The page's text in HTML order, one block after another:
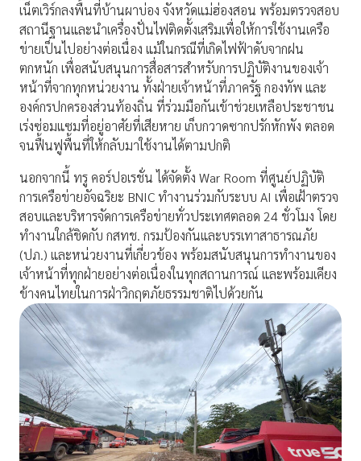
เน็ตเวิร์กลงพื้นที่บ้านผาบ่อง จังหวัดแม่ฮ่องสอน พร้อมตรวจสอบ
สถานีฐานและนำเครื่องปั่นไฟติดตั้งเสริมเพื่อให้การใช้งานเครือ
ข่ายเป็นไปอย่างต่อเนื่อง แม้ในกรณีที่เกิดไฟฟ้าดับจากฝน
ตกหนัก เพื่อสนับสนุนการสื่อสารสำหรับการปฏิบัติงานของเจ้า
หน้าที่จากทุกหน่วยงาน ทั้งฝ่ายเจ้าหน้าที่ภาครัฐ กองทัพ และ
องค์กรปกครองส่วนท้องถิ่น ที่ร่วมมือกันเข้าช่วยเหลือประชาชน
เร่งซ่อมแซมที่อยู่อาศัยที่เสียหาย เก็บกวาดซากปรักหักพัง ตลอด
จนฟื้นฟูพื้นที่ให้กลับมาใช้งานได้ตามปกติ
นอกจากนี้ ทรู คอร์ปอเรชั่น ได้จัดตั้ง War Room ที่ศูนย์ปฏิบัติ
การเครือข่ายอัจฉริยะ BNIC ทำงานร่วมกับระบบ AI เพื่อเฝ้าตรวจ
สอบและบริหารจัดการเครือข่ายทั่วประเทศตลอด 24 ชั่วโมง โดย
ทำงานใกล้ชิดกับ กสทช. กรมป้องกันและบรรเทาสาธารณภัย
(ปภ.) และหน่วยงานที่เกี่ยวข้อง พร้อมสนับสนุนการทำงานของ
เจ้าหน้าที่ทุกฝ่ายอย่างต่อเนื่องในทุกสถานการณ์ และพร้อมเคียง
ข้างคนไทยในการฝ่าวิกฤตภัยธรรมชาติไปด้วยกัน